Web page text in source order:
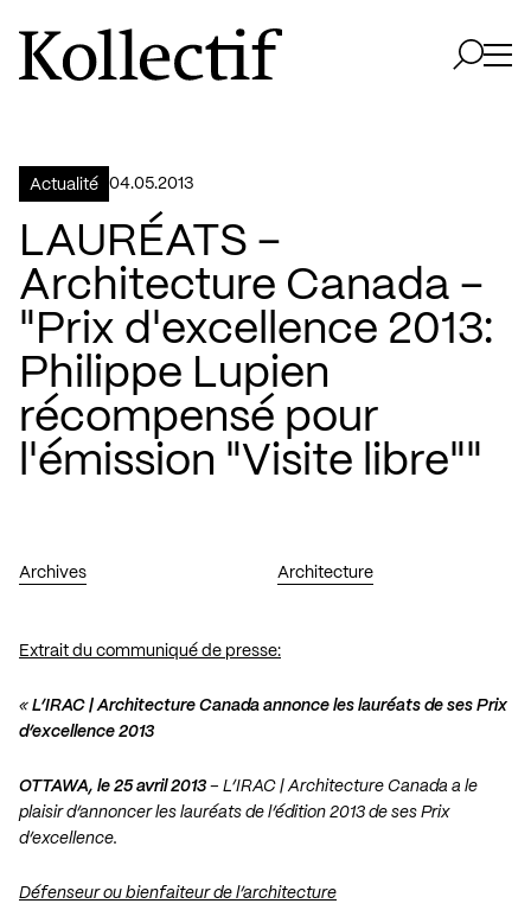
Aller à la page d'accueil
Logo Kollectif
Actualité 04.05.2013
LAURÉATS –
Architecture Canada –
"Prix d'excellence 2013:
Philippe Lupien
récompensé pour
l'émission "Visite libre""
Archives Architecture
Extrait du communiqué de presse:
« L’IRAC | Architecture Canada annonce les lauréats de ses Prix
d’excellence 2013
OTTAWA, le 25 avril 2013 – L’IRAC | Architecture Canada a le
plaisir d’annoncer les lauréats de l’édition 2013 de ses Prix
d’excellence.
Défenseur ou bienfaiteur de l’architecture